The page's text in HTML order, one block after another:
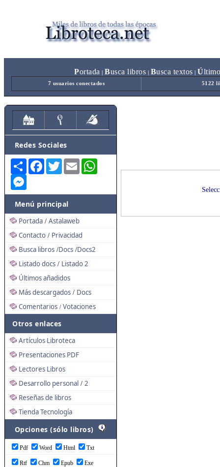
Portada Busca libros Busca textos Ú
7 usuarios conectados 5122
Redes Sociales
Share FacebookTwitterEmail
Menú principal
Portada / Astalaweb
Contacto / Privacidad
Busca libros /Docs /Docs2
Listado docs / Listado 2
Últimos añadidos
Más descargados / Docs
Comentarios / Votaciones
Otros enlaces
Artículos Libroteca
Presentaciones PDF
Lectores Libros
Desarrollo personal / 2
Reseñas de libros
Tienda Tecnología
Opciones (sólo libros)
Pdf Word Html Txt
Rtf Chm Epub Exe